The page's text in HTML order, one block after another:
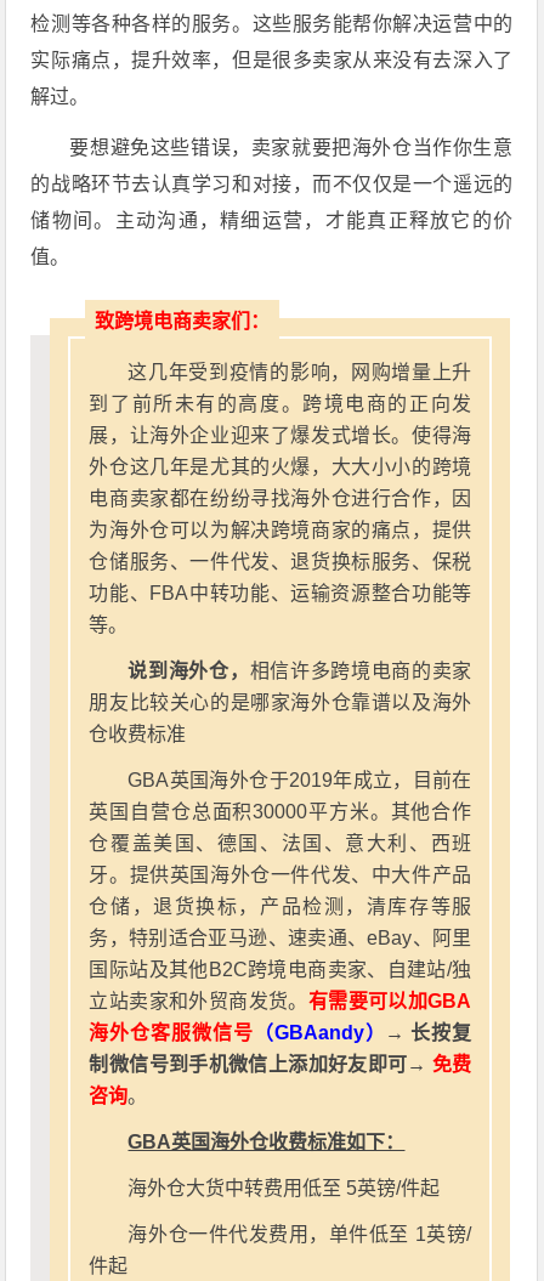
检测等各种各样的服务。这些服务能帮你解决运营中的
实际痛点，提升效率，但是很多卖家从来没有去深入了
解过。
要想避免这些错误，卖家就要把海外仓当作你生意
的战略环节去认真学习和对接，而不仅仅是一个遥远的
储物间。主动沟通，精细运营，才能真正释放它的价
值。
致跨境电商卖家们：
这几年受到疫情的影响，网购增量上升
到了前所未有的高度。跨境电商的正向发
展，让海外企业迎来了爆发式增长。使得海
外仓这几年是尤其的火爆，大大小小的跨境
电商卖家都在纷纷寻找海外仓进行合作，因
为海外仓可以为解决跨境商家的痛点，提供
仓储服务、一件代发、退货换标服务、保税
功能、FBA中转功能、运输资源整合功能等
等。
说到海外仓， 相信许多跨境电商的卖家
朋友比较关心的是哪家海外仓靠谱以及海外
仓收费标准
GBA英国海外仓于2019年成立，目前在
英国自营仓总面积30000平方米。其他合作
仓覆盖美国、德国、法国、意大利、西班
牙。提供英国海外仓一件代发、中大件产品
仓储，退货换标，产品检测，清库存等服
务，特别适合亚马逊、速卖通、eBay、阿里
国际站及其他B2C跨境电商卖家、自建站/独
立站卖家和外贸商发货。 有需要可以加GBA
海外仓客服微信号 （GBAandy）
→ 长按复
制微信号到手机微信上添加好友即可→ 免费
咨询。
GBA英国海外仓收费标准如下：
海外仓大货中转费用低至 5英镑/件起
海外仓一件代发费用，单件低至 1英镑/
件起